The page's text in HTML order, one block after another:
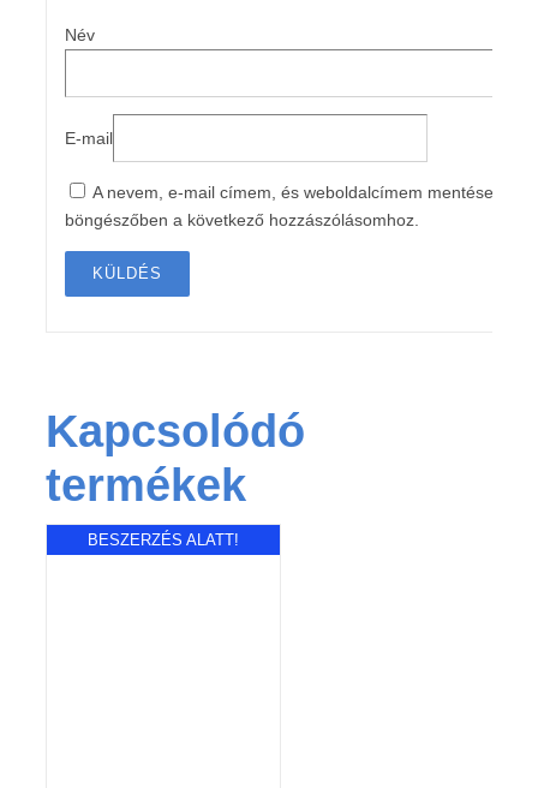
Név
E-mail
A nevem, e-mail címem, és weboldalcímem mentése a
böngészőben a következő hozzászólásomhoz.
Kapcsolódó
termékek
BESZERZÉS ALATT!